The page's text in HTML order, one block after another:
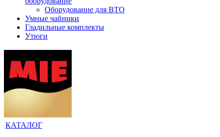
Оборудование для ВТО
Умные чайники
Гладильные комплекты
Утюги
КАТАЛОГ